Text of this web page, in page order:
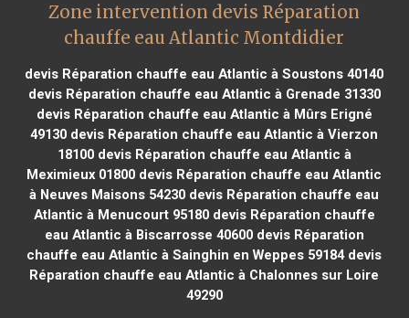
Zone intervention devis Réparation
chauffe eau Atlantic Montdidier
devis Réparation chauffe eau Atlantic à Soustons 40140
devis Réparation chauffe eau Atlantic à Grenade 31330
devis Réparation chauffe eau Atlantic à Mûrs Erigné
49130 devis Réparation chauffe eau Atlantic à Vierzon
18100devis Réparation chauffe eau Atlantic à
Meximieux 01800 devis Réparation chauffe eau Atlantic
à Neuves Maisons 54230 devis Réparation chauffe eau
Atlantic à Menucourt 95180devis Réparation chauffe
eau Atlantic à Biscarrosse 40600devis Réparation
chauffe eau Atlantic à Sainghin en Weppes 59184devis
Réparation chauffe eau Atlantic à Chalonnes sur Loire
49290